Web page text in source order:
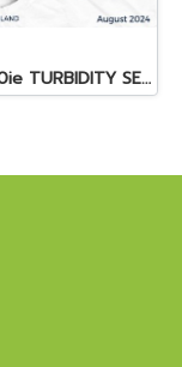
InPro8630ie TURBIDITY SENSOR